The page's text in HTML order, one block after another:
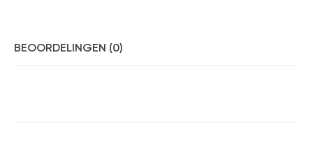
BEOORDELINGEN (0)